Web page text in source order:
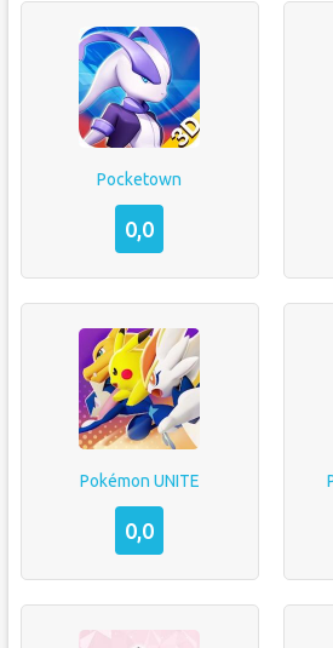
Pocketown
0,0
Pokémon UNITE
0,0